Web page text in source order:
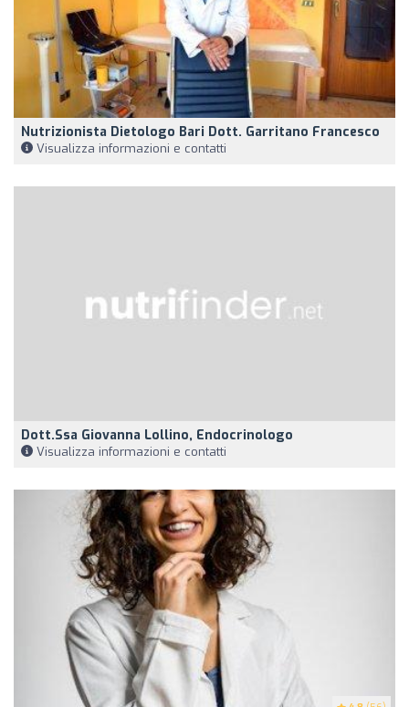
Nutrizionista Dietologo Bari Dott. Garritano Francesco
Visualizza informazioni e contatti
Dott.ssa Giovanna Lollino, Endocrinologo
Visualizza informazioni e contatti